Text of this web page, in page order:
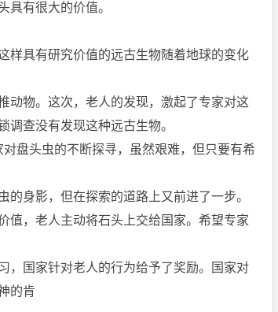
具有很大的价值。
样具有研究价值的远古生物随着地球的变化
动物。这次，老人的发现，激起了专家对这
调查没有发现这种远古生物。
盘头虫的不断探寻，虽然艰难，但只要有希
身影，但在探索的道路上又前进了一步。
值，老人主动将石头上交给国家。希望专家
，国家针对老人的行为给予了奖励。国家对
的肯